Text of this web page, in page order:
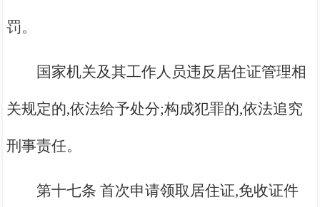
罚。
国家机关及其工作人员违反居住证管理相
关规定的,依法给予处分;构成犯罪的,依法追究
刑事责任。
第十七条 首次申请领取居住证,免收证件